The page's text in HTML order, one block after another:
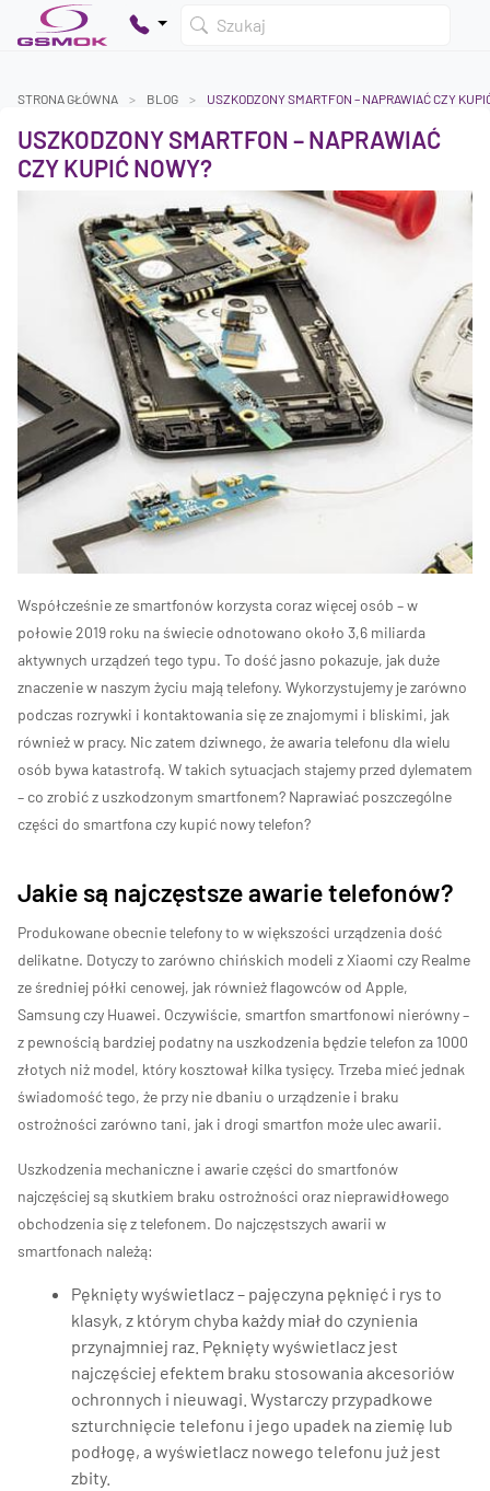
Szukaj
Twój koszyk jest pusty
Dodaj produkty, aby kontynuować.
0 zł
STRONA GŁÓWNA BLOG USZKODZONY SMARTFON – NAPRAWIAĆ CZY
USZKODZONY SMARTFON – NAPRAWIAĆ
CZY KUPIĆ NOWY?
Współcześnie ze smartfonów korzysta coraz więcej osób – w
połowie 2019 roku na świecie odnotowano około 3,6 miliarda
aktywnych urządzeń tego typu. To dość jasno pokazuje, jak duże
znaczenie w naszym życiu mają telefony. Wykorzystujemy je zarówno
podczas rozrywki i kontaktowania się ze znajomymi i bliskimi, jak
również w pracy. Nic zatem dziwnego, że awaria telefonu dla wielu
osób bywa katastrofą. W takich sytuacjach stajemy przed dylematem
– co zrobić z uszkodzonym smartfonem? Naprawiać poszczególne
części do smartfona czy kupić nowy telefon?
Jakie są najczęstsze awarie telefonów?
Produkowane obecnie telefony to w większości urządzenia dość
delikatne. Dotyczy to zarówno chińskich modeli z Xiaomi czy Realme
ze średniej półki cenowej, jak również flagowców od Apple,
Samsung czy Huawei. Oczywiście, smartfon smartfonowi nierówny –
z pewnością bardziej podatny na uszkodzenia będzie telefon za 1000
złotych niż model, który kosztował kilka tysięcy. Trzeba mieć jednak
świadomość tego, że przy nie dbaniu o urządzenie i braku
ostrożności zarówno tani, jak i drogi smartfon może ulec awarii.
Uszkodzenia mechaniczne i awarie części do smartfonów
najczęściej są skutkiem braku ostrożności oraz nieprawidłowego
obchodzenia się z telefonem. Do najczęstszych awarii w
smartfonach należą:
Pęknięty wyświetlacz – pajęczyna pęknięć i rys to
klasyk, z którym chyba każdy miał do czynienia
przynajmniej raz. Pęknięty wyświetlacz jest
najczęściej efektem braku stosowania akcesoriów
ochronnych i nieuwagi. Wystarczy przypadkowe
szturchnięcie telefonu i jego upadek na ziemię lub
podłogę, a wyświetlacz nowego telefonu już jest
zbity.